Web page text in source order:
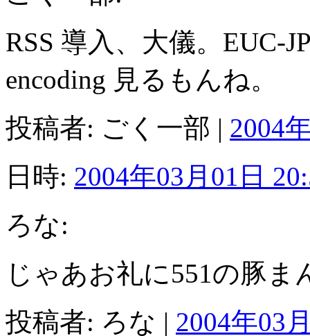
RSS 導入、大儀。EUC-
encoding 見るもんね。
投稿者: ごく一部 | 2004
日時: 2004年03月01日
ろな:
じゃあお礼に551の豚ま
投稿者: ろな | 2004年03